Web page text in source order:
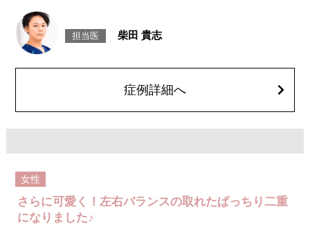
後一時的に生じることがございます。これらの症状は通常数日〜1週間ほど
で落ち着いていきますが、個人差があります。また、稀に細菌感染症、左
右差、重瞼ラインの消失・乱れ、縫合糸の露出、結膜腫脹などが生じるこ
とがございます。
アドバンス 2箇所217,800円(税込)～6箇所349,800円(税込)
アペックス シングル437,800円(税込)～ダブル657,800円(税込)
シークレットアイズシングル712,800円(税込)〜ダブル877,800円(税込)
担当医 柴田 貴志
症例詳細へ
女性
さらに可愛く！左右バランスの取れたぱっちり二重
になりました♪